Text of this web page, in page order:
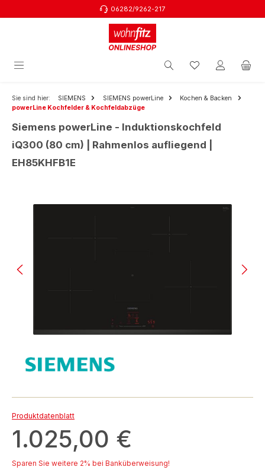
06282/9262-217
Sie sind hier: SIEMENS SIEMENS powerLine
Kochen & Backen
powerLine Kochfelder & Kochfeldabzüge
Siemens powerLine - Induktionskochfeld
iQ300 (80 cm) | Rahmenlos aufliegend |
EH85KHFB1E
Bildergalerie überspringen
Produktdatenblatt
1.025,00 €
Sparen Sie weitere 2% bei Banküberweisung!